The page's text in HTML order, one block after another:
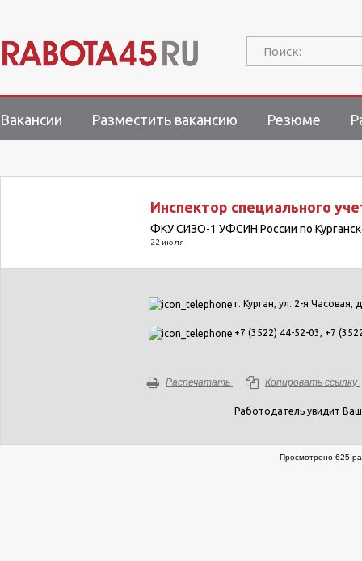
Поиск:
Вакансии Разместить вакансию Резюме
Инспектор специального
ФКУ СИЗО-1 УФСИН России по
22 июля
г. Курган, ул. 2-я Часовая,
+7 (3522) 44-52-03, +7
Распечатать Копировать ссылку
Работодатель увидит
Просмотрено 625